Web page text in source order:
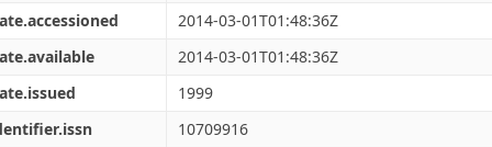
2014-03-01T01:48:36Z
2014-03-01T01:48:36Z
1999
10709916